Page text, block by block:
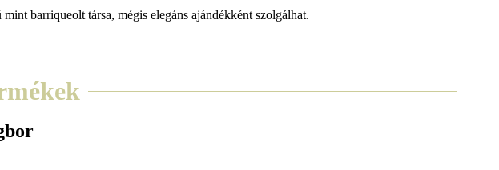
barriqueolt társa, mégis elegáns ajándékként szolgálhat.